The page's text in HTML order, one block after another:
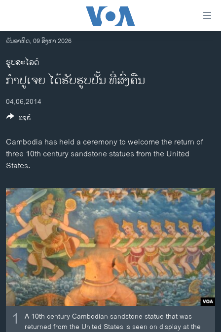
ເຂົ້າ
ຫາ
ຂ້າມ
ຂ້າມ
ໄປ
ຫາ
ຄົ້ນ
ລາວ
ອາເມຣິກາ
ການເລືອກຕັ້ງ ປະທານາທີບໍດີ ສະຫະລັດ 2024
ຂ່າວ​ຈີນ
ໂລກ
ເອເຊຍ
ຊີວິດຊາວລາວ
ຊຸມຊົນຊາວລາວ
ວິທະຍາສາດ-ເທັກໂນໂລຈີ
ທຸລະກິດ
ພາສາອັງກິດ
ວີດີໂອ
ສຽງ
ລາຍການກະຈາຍສຽງ
ຕິດຕາມພວກເຮົາ ທີ່
ວັນອາທິດ, 09 ສິງຫາ 2026
ຮູບສະໄລດ໌
ກຳປູເຈຍ ໄດ້ຮັບຮູບປັ້ນ ທີ່ສົ່ງຄືນ
04,06,2014
Cambodia has held a ceremony to welcome the return of
three 10th century sandstone statues from the United
States.
1
A 10th century Cambodian sandstone statue that was
returned from the United States is seen on display at the
ແຊຣ໌